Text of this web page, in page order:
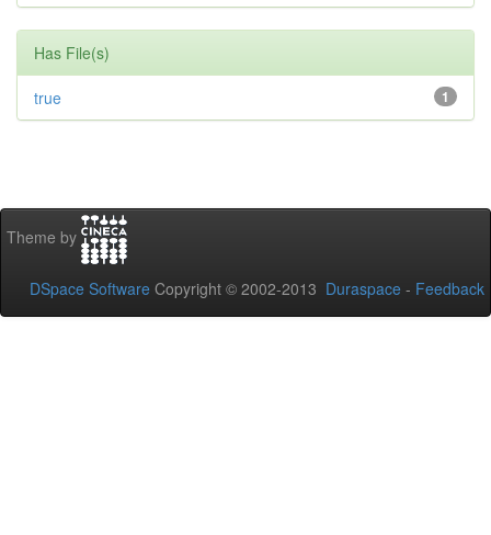
Has File(s)
1
true
Theme by
DSpace Software Copyright © 2002-2013 Duraspace - Feedback